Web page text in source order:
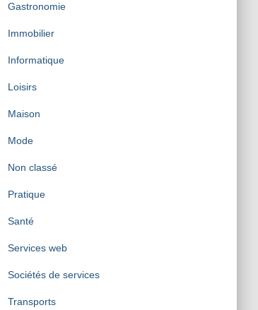
Gastronomie
Immobilier
Informatique
Loisirs
Maison
Mode
Non classé
Pratique
Santé
Services web
Sociétés de services
Transports